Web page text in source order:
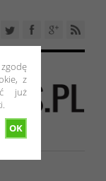
z
już
OK